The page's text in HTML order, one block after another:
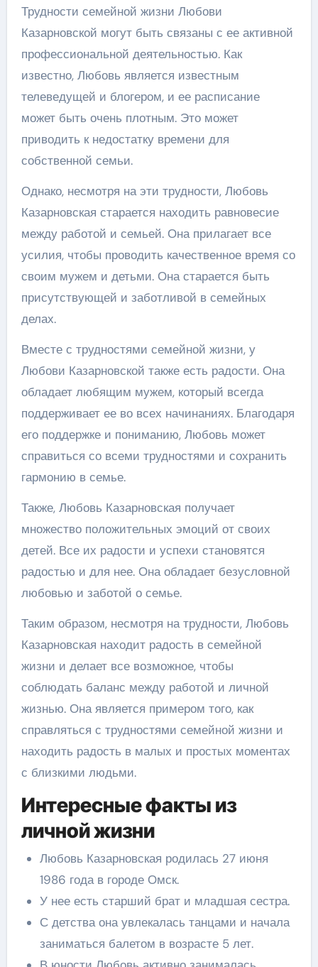
Трудности семейной жизни Любови
Казарновской могут быть связаны с ее активной
профессиональной деятельностью. Как
известно, Любовь является известным
телеведущей и блогером, и ее расписание
может быть очень плотным. Это может
приводить к недостатку времени для
собственной семьи.
Однако, несмотря на эти трудности, Любовь
Казарновская старается находить равновесие
между работой и семьей. Она прилагает все
усилия, чтобы проводить качественное время со
своим мужем и детьми. Она старается быть
присутствующей и заботливой в семейных
делах.
Вместе с трудностями семейной жизни, у
Любови Казарновской также есть радости. Она
обладает любящим мужем, который всегда
поддерживает ее во всех начинаниях. Благодаря
его поддержке и пониманию, Любовь может
справиться со всеми трудностями и сохранить
гармонию в семье.
Также, Любовь Казарновская получает
множество положительных эмоций от своих
детей. Все их радости и успехи становятся
радостью и для нее. Она обладает безусловной
любовью и заботой о семье.
Таким образом, несмотря на трудности, Любовь
Казарновская находит радость в семейной
жизни и делает все возможное, чтобы
соблюдать баланс между работой и личной
жизнью. Она является примером того, как
справляться с трудностями семейной жизни и
находить радость в малых и простых моментах
с близкими людьми.
Интересные факты из
личной жизни
Любовь Казарновская родилась 27 июня
1986 года в городе Омск.
У нее есть старший брат и младшая сестра.
С детства она увлекалась танцами и начала
заниматься балетом в возрасте 5 лет.